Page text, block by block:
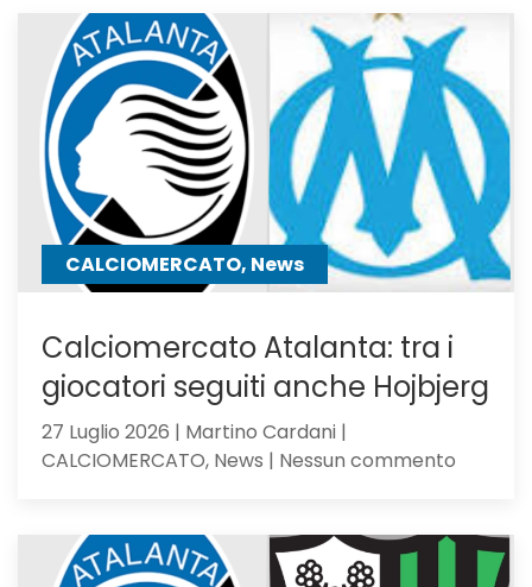
23,
Serie
C
Girone
B
CALCIOMERCATO, News
Calciomercato Atalanta: tra i
giocatori seguiti anche Hojbjerg
27 Luglio 2026 | Martino Cardani |
CALCIOMERCATO, News | Nessun commento
tra